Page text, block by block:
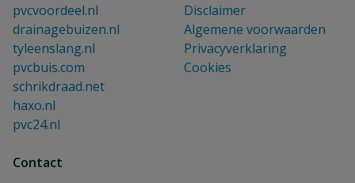
pvcvoordeel.nl
drainagebuizen.nl
tyleenslang.nl
pvcbuis.com
schrikdraad.net
haxo.nl
pvc24.nl
Disclaimer
Algemene voorwaarden
Privacyverklaring
Cookies
Contact